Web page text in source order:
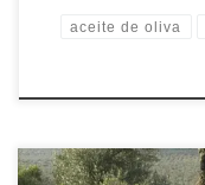
aceite de oliva